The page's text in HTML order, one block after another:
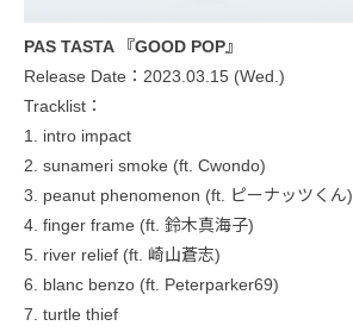
PAS TASTA 『GOOD POP』
Release Date：2023.03.15 (Wed.)
Tracklist：
1. intro impact
2. sunameri smoke (ft. Cwondo)
3. peanut phenomenon (ft. ピーナッツくん)
4. finger frame (ft. 鈴木真海子)
5. river relief (ft. 崎山蒼志)
6. blanc benzo (ft. Peterparker69)
7. turtle thief